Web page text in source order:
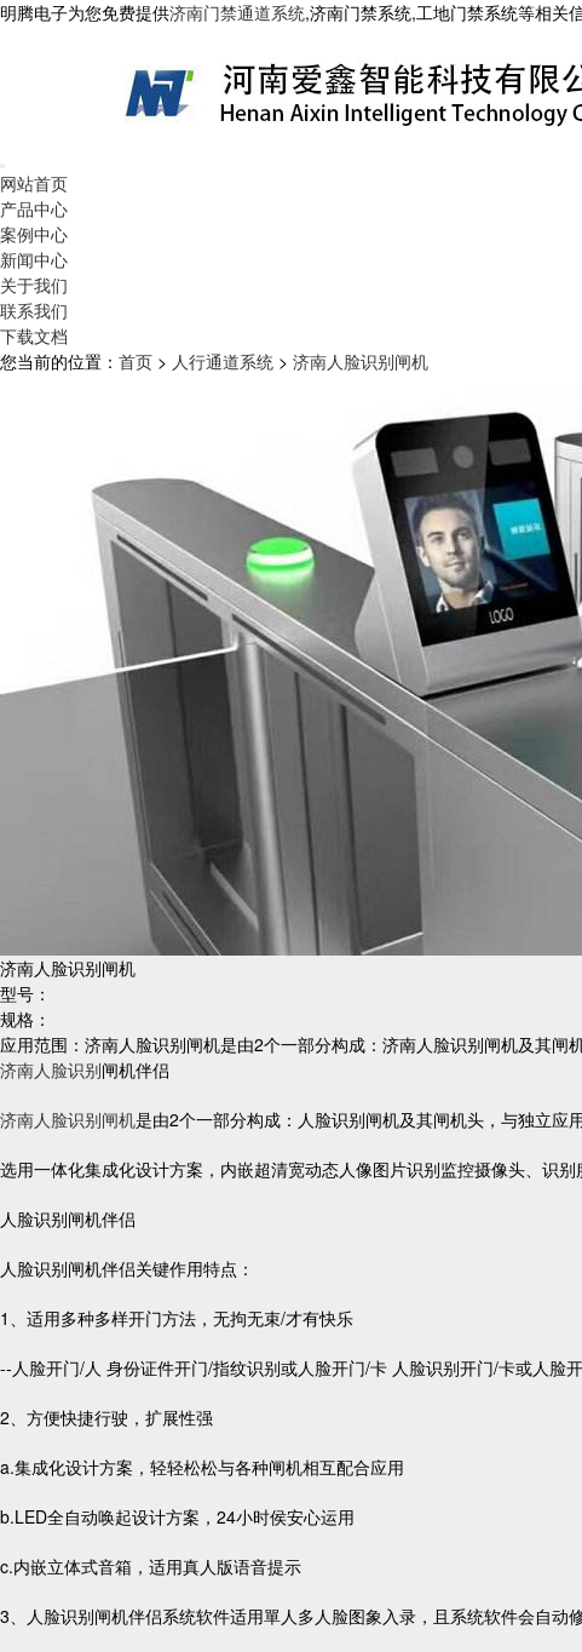
明腾电子为您免费提供济南门禁通道系统,济南门禁系统,工地门禁系统等相关
网站首页
产品中心
案例中心
新闻中心
关于我们
联系我们
下载文档
您当前的位置： 首页 > 人行通道系统 > 济南人脸识别闸机
济南人脸识别闸机
型号：
规格：
应用范围：济南人脸识别闸机是由2个一部分构成：济南人脸识别闸机及其
济南人脸识别闸机伴侣
济南人脸识别闸机是由2个一部分构成：人脸识别闸机及其闸机头，与独立应
选用一体化集成化设计方案，内嵌超清宽动态人像图片识别监控摄像头、识别
人脸识别闸机伴侣
人脸识别闸机伴侣关键作用特点：
1、适用多种多样开门方法，无拘无束/才有快乐
--人脸开门/人 身份证件开门/指纹识别或人脸开门/卡 人脸识别开门/卡或人脸
2、方便快捷行驶，扩展性强
a.集成化设计方案，轻轻松松与各种闸机相互配合应用
b.LED全自动唤起设计方案，24小时侯安心运用
c.内嵌立体式音箱，适用真人版语音提示
3、人脸识别闸机伴侣系统软件适用單人多人脸图象入录，且系统软件会自动